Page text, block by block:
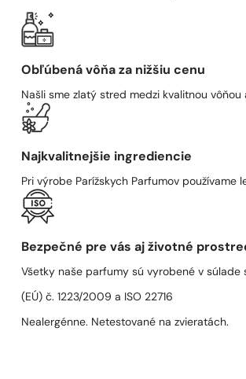
Obľúbená vôňa za nižšiu cenu
Našli sme zlatý stred medzi kvalitnou
Najkvalitnejšie ingrediencie
Pri výrobe Parížskych Parfumov používame
Bezpečné pre vás aj životné
Všetky naše parfumy sú vyrobené v
(EÚ) č. 1223/2009 a ISO 22716
Nealergénne. Netestované na zvieratách.